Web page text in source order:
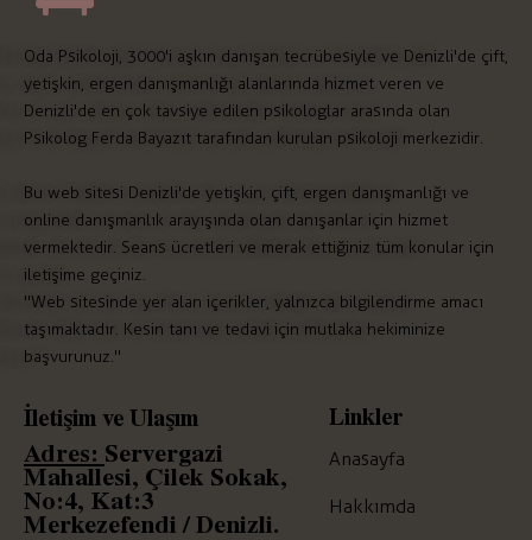
Oda Psikoloji, 3000'i aşkın danışan tecrübesiyle ve Denizli'de çift,
yetişkin, ergen danışmanlığı alanlarında hizmet veren ve
Denizli'de en çok tavsiye edilen psikologlar arasında olan
Psikolog Ferda Bayazıt tarafından kurulan psikoloji merkezidir.
Bu web sitesi Denizli'de yetişkin, çift, ergen danışmanlığı ve
online danışmanlık arayışında olan danışanlar için hizmet
vermektedir. Seans ücretleri ve merak ettiğiniz tüm konular için
iletişime geçiniz.
"Web sitesinde yer alan içerikler, yalnızca bilgilendirme amacı
taşımaktadır. Kesin tanı ve tedavi için mutlaka hekiminize
başvurunuz."
İletişim ve Ulaşım
Adres: Servergazi
Mahallesi, Çilek Sokak,
No:4, Kat:3
Merkezefendi / Denizli.
Linkler
Anasayfa
Hakkımda